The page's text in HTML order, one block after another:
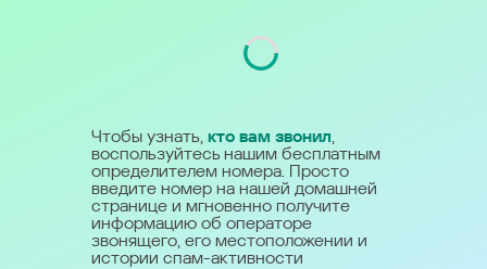
Чтобы узнать, кто вам звонил,
воспользуйтесь нашим бесплатным
определителем номера. Просто
введите номер на нашей домашней
странице и мгновенно получите
информацию об операторе
звонящего, его местоположении и
истории спам-активности